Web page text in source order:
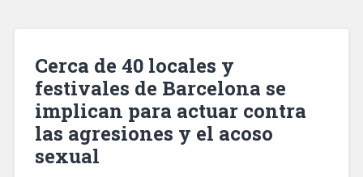
Cerca de 40 locales y
festivales de Barcelona se
implican para actuar contra
las agresiones y el acoso
sexual